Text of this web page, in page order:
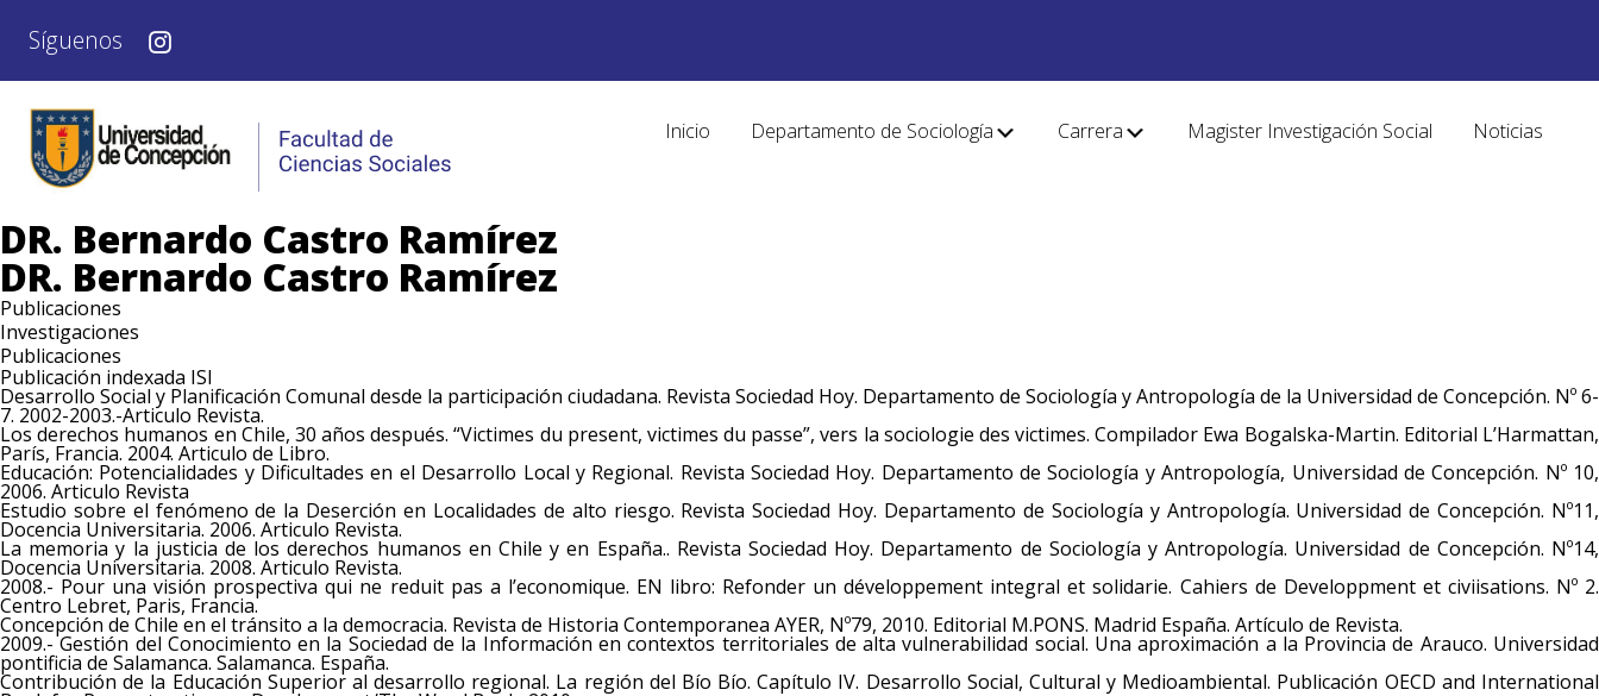
Síguenos
Inicio Departamento de Sociología Carrera Magister Investigación Social Noticias
DR. Bernardo Castro Ramírez
DR. Bernardo Castro Ramírez
Publicaciones
Investigaciones
Publicaciones
Publicación indexada ISI
Desarrollo Social y Planificación Comunal desde la participación ciudadana. Revista Sociedad Hoy. Departamento de Sociología y Antropología de la Universidad de Concepción. Nº 6-
7. 2002-2003.-Articulo Revista.
Los derechos humanos en Chile, 30 años después. “Victimes du present, victimes du passe”, vers la sociologie des victimes. Compilador Ewa Bogalska-Martin. Editorial L’Harmattan,
París, Francia. 2004. Articulo de Libro.
Educación: Potencialidades y Dificultades en el Desarrollo Local y Regional. Revista Sociedad Hoy. Departamento de Sociología y Antropología, Universidad de Concepción. Nº 10,
2006. Articulo Revista
Estudio sobre el fenómeno de la Deserción en Localidades de alto riesgo. Revista Sociedad Hoy. Departamento de Sociología y Antropología. Universidad de Concepción. Nº11,
Docencia Universitaria. 2006. Articulo Revista.
La memoria y la justicia de los derechos humanos en Chile y en España.. Revista Sociedad Hoy. Departamento de Sociología y Antropología. Universidad de Concepción. Nº14,
Docencia Universitaria. 2008. Articulo Revista.
2008.- Pour una visión prospectiva qui ne reduit pas a l’economique. EN libro: Refonder un développement integral et solidarie. Cahiers de Developpment et civiisations. Nº 2.
Centro Lebret, Paris, Francia.
Concepción de Chile en el tránsito a la democracia. Revista de Historia Contemporanea AYER, Nº79, 2010. Editorial M.PONS. Madrid España. Artículo de Revista.
2009.- Gestión del Conocimiento en la Sociedad de la Información en contextos territoriales de alta vulnerabilidad social. Una aproximación a la Provincia de Arauco. Universidad
pontificia de Salamanca. Salamanca. España.
Contribución de la Educación Superior al desarrollo regional. La región del Bío Bío. Capítulo IV. Desarrollo Social, Cultural y Medioambiental. Publicación OECD and International